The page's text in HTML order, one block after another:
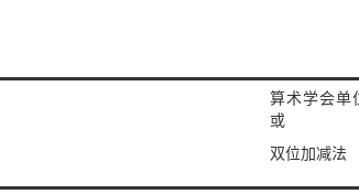
算术学会单
或
双位加减法